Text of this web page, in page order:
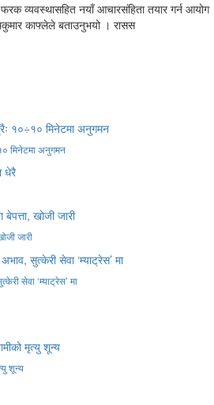
व्यवस्थासहित नयाँ आचारसंहिता तयार गर्न आयोग
काफ्लेले बताउनुभयो । रासस
मिनेटमा अनुगमन
जारी
सेवा ‘म्याट्रेस’ मा
शून्य